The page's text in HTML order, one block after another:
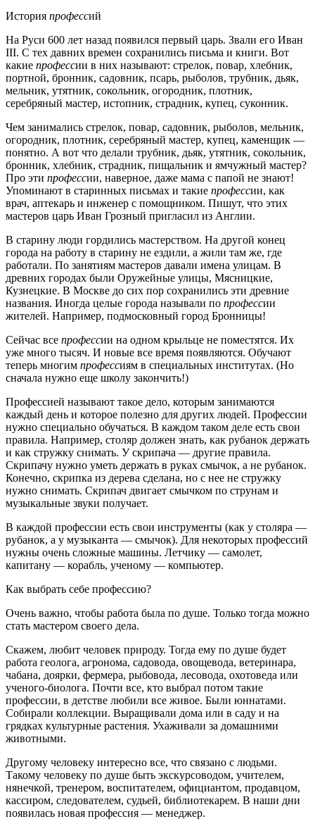
История профессий
На Руси 600 лет назад появился первый царь. Звали его Иван
III. С тех давних времен сохранились письма и книги. Вот
какие профессии в них называют: стрелок, повар, хлебник,
портной, бронник, садовник, псарь, рыболов, трубник, дьяк,
мельник, утятник, сокольник, огородник, плотник,
серебряный мастер, истопник, страдник, купец, суконник.
Чем занимались стрелок, повар, садовник, рыболов, мельник,
огородник, плотник, серебряный мастер, купец, каменщик —
понятно. А вот что делали трубник, дьяк, утятник, сокольник,
бронник, хлебник, страдник, пищальник и ямчужный мастер?
Про эти профессии, наверное, даже мама с папой не знают!
Упоминают в старинных письмах и такие профессии, как
врач, аптекарь и инженер с помощником. Пишут, что этих
мастеров царь Иван Грозный пригласил из Англии.
В старину люди гордились мастерством. На другой конец
города на работу в старину не ездили, а жили там же, где
работали. По занятиям мастеров давали имена улицам. В
древних городах были Оружейные улицы, Мясницкие,
Кузнецкие. В Москве до сих пор сохранились эти древние
названия. Иногда целые города называли по профессии
жителей. Например, подмосковный город Бронницы!
Сейчас все профессии на одном крыльце не поместятся. Их
уже много тысяч. И новые все время появляются. Обучают
теперь многим профессиям в специальных институтах. (Но
сначала нужно еще школу закончить!)
Профессией называют такое дело, которым занимаются
каждый день и которое полезно для других людей. Профессии
нужно специально обучаться. В каждом таком деле есть свои
правила. Например, столяр должен знать, как рубанок держать
и как стружку снимать. У скрипача — другие правила.
Скрипачу нужно уметь держать в руках смычок, а не рубанок.
Конечно, скрипка из дерева сделана, но с нее не стружку
нужно снимать. Скрипач двигает смычком по струнам и
музыкальные звуки получает.
В каждой профессии есть свои инструменты (как у столяра —
рубанок, а у музыканта — смычок). Для некоторых профессий
нужны очень сложные машины. Летчику — самолет,
капитану — корабль, ученому — компьютер.
Как выбрать себе профессию?
Очень важно, чтобы работа была по душе. Только тогда можно
стать мастером своего дела.
Скажем, любит человек природу. Тогда ему по душе будет
работа геолога, агронома, садовода, овощевода, ветеринара,
чабана, доярки, фермера, рыбовода, лесовода, охотоведа или
ученого-биолога. Почти все, кто выбрал потом такие
профессии, в детстве любили все живое. Были юннатами.
Собирали коллекции. Выращивали дома или в саду и на
грядках культурные растения. Ухаживали за домашними
животными.
Другому человеку интересно все, что связано с людьми.
Такому человеку по душе быть экскурсоводом, учителем,
нянечкой, тренером, воспитателем, официантом, продавцом,
кассиром, следователем, судьей, библиотекарем. В наши дни
появилась новая профессия — менеджер.